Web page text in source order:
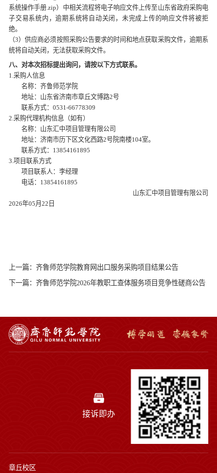
系统操作手册.zip）中相关流程将电子响应文件上传至山东省政府采购电
子交易系统内，逾期系统将自动关闭，未完成上传的响应文件将被拒
绝。
（3）供应商必须按照采购公告要求的时间和地点获取采购文件，逾期系
统将自动关闭，无法获取采购文件。
八、对本次招标提出询问，请按以下方式联系。
1.采购人信息
名称：齐鲁师范学院
地址：山东省济南市章丘文博路2号
联系方式： 0531-66778309
2.采购代理机构信息（如有）
名称：山东汇中项目管理有限公司
地址：济南市历下区文化西路2号院南楼104室。
联系方式： 13854161895
3.项目联系方式
项目联系人：李经理
电话： 13854161895
山东汇中项目管理有限公司
2026年05月22日
上一篇：齐鲁师范学院教育网出口服务采购项目结果公告
下一篇：齐鲁师范学院2026年教职工查体服务项目竞争性磋商公告
接诉即办
章丘校区